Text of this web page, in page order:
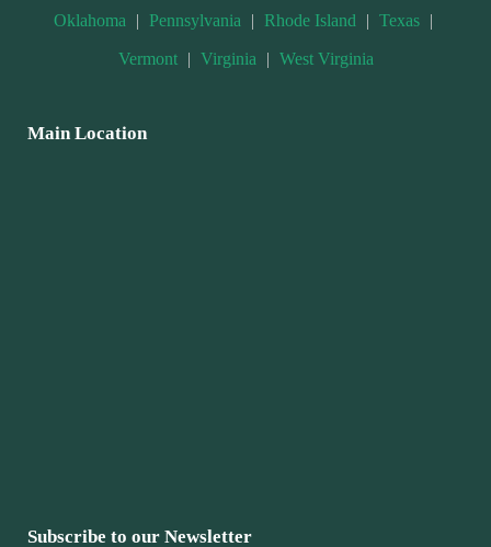
Oklahoma | Pennsylvania | Rhode Island | Texas |
Vermont | Virginia | West Virginia
Main Location
Subscribe to our Newsletter